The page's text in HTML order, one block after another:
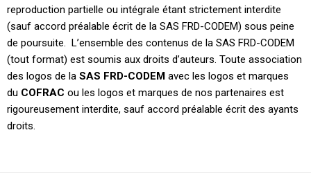
reproduction partielle ou intégrale étant strictement interdite
(sauf accord préalable écrit de la SAS FRD-CODEM) sous peine
de poursuite. L’ensemble des contenus de la SAS FRD-CODEM
(tout format) est soumis aux droits d’auteurs. Toute association
des logos de la SAS FRD-CODEM avec les logos et marques
du COFRAC ou les logos et marques de nos partenaires est
rigoureusement interdite, sauf accord préalable écrit des ayants
droits.